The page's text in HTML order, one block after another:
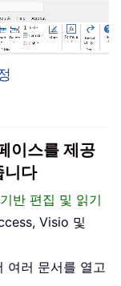
이스를 제공
니다
반 편집 및 읽기
Visio 및
여러 문서를 열고